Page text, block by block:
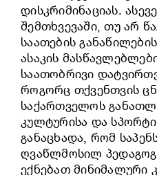
დისკრიმინაციას.
შემთხვევაში, თუ არ
საათების
ასაკის
საათობრივი
როგორც თქვენთვის
საქართველოს
კულტურისა და
განაცხადა, რომ
ღვაწლმოსილ
ექნებათ მინიმალური